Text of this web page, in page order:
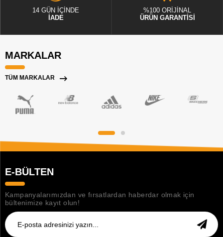
14 GÜN İÇİNDE
İADE
%100 ORİJİNAL
ÜRÜN GARANTİSİ
MARKALAR
TÜM MARKALAR
E-BÜLTEN
Kampanyalarımızdan ve fırsatlardan haberdar olmak için
bültenimize kayıt olun!